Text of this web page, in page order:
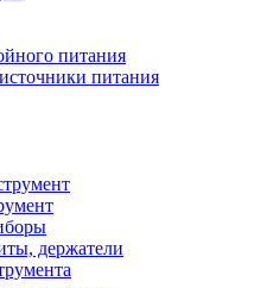
питания
питания
держатели